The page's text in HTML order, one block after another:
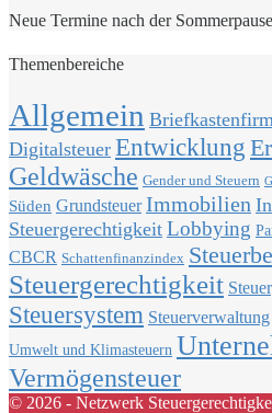
Neue Termine nach der
Themenbereiche
Allgemein
Digitalsteuer Entwicklung
Geldwäsche Gender und Steuern
Süden Grundsteuer Immobilien
Steuergerechtigkeit Lobbying
CBCR Schattenfinanzindex
Steuergerechtigkeit
Steuersystem Steuerverwaltung
Umwelt und Klimasteuern
Vermögensteuer
© 2026 - Netzwerk